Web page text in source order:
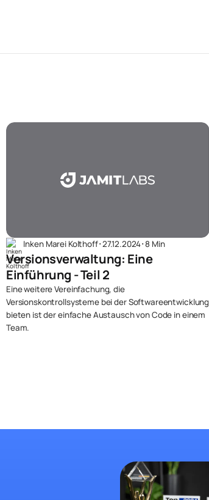
Inken Marei Kolthoff･27.12.2024･8 Min
Versionsverwaltung: Eine
Einführung - Teil 2
Eine weitere Vereinfachung, die
Versionskontrollsysteme bei der Softwareentwicklung
bieten ist der einfache Austausch von Code in einem
Team.